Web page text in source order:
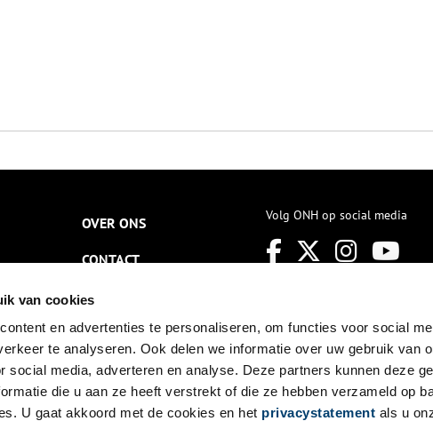
van cookies
en advertenties te personaliseren, om functies voor social
te analyseren. Ook delen we informatie over uw gebruik van
social media, adverteren en analyse. Deze partners kunnen deze
die u aan ze heeft verstrekt of die ze hebben verzameld op
U gaat akkoord met de cookies en het privacystatement als u
OVER ONS
CONTACT
NIEUWSBRIEF
DISCLAIMER
PRIVACY
TOEGANKELIJKHEID
Volg ONH op social media